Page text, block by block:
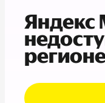
Яндекс